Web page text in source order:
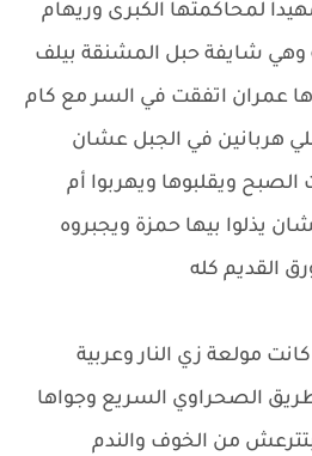
لمحاكمتها الكبرى وريهام
شايفة حبل المشنقة بيلف
عمران اتفقت في السر مع كام
هربانين في الجبل عشان
الصبح ويقلبوها ويهربوا أم
يذلوا بيها حمزة ويجبروه
القديم كله
مولعة زي النار وعربية
الصحراوي السريع وجواها
من الخوف والندم